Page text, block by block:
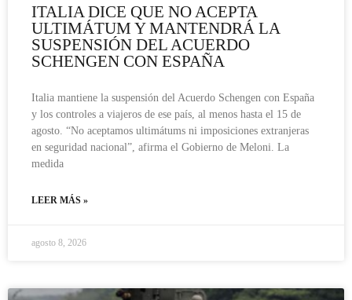
ITALIA DICE QUE NO ACEPTA
ULTIMÁTUM Y MANTENDRÁ LA
SUSPENSIÓN DEL ACUERDO
SCHENGEN CON ESPAÑA
Italia mantiene la suspensión del Acuerdo Schengen con España
y los controles a viajeros de ese país, al menos hasta el 15 de
agosto. “No aceptamos ultimátums ni imposiciones extranjeras
en seguridad nacional”, afirma el Gobierno de Meloni. La
medida
LEER MÁS »
agosto 8, 2026